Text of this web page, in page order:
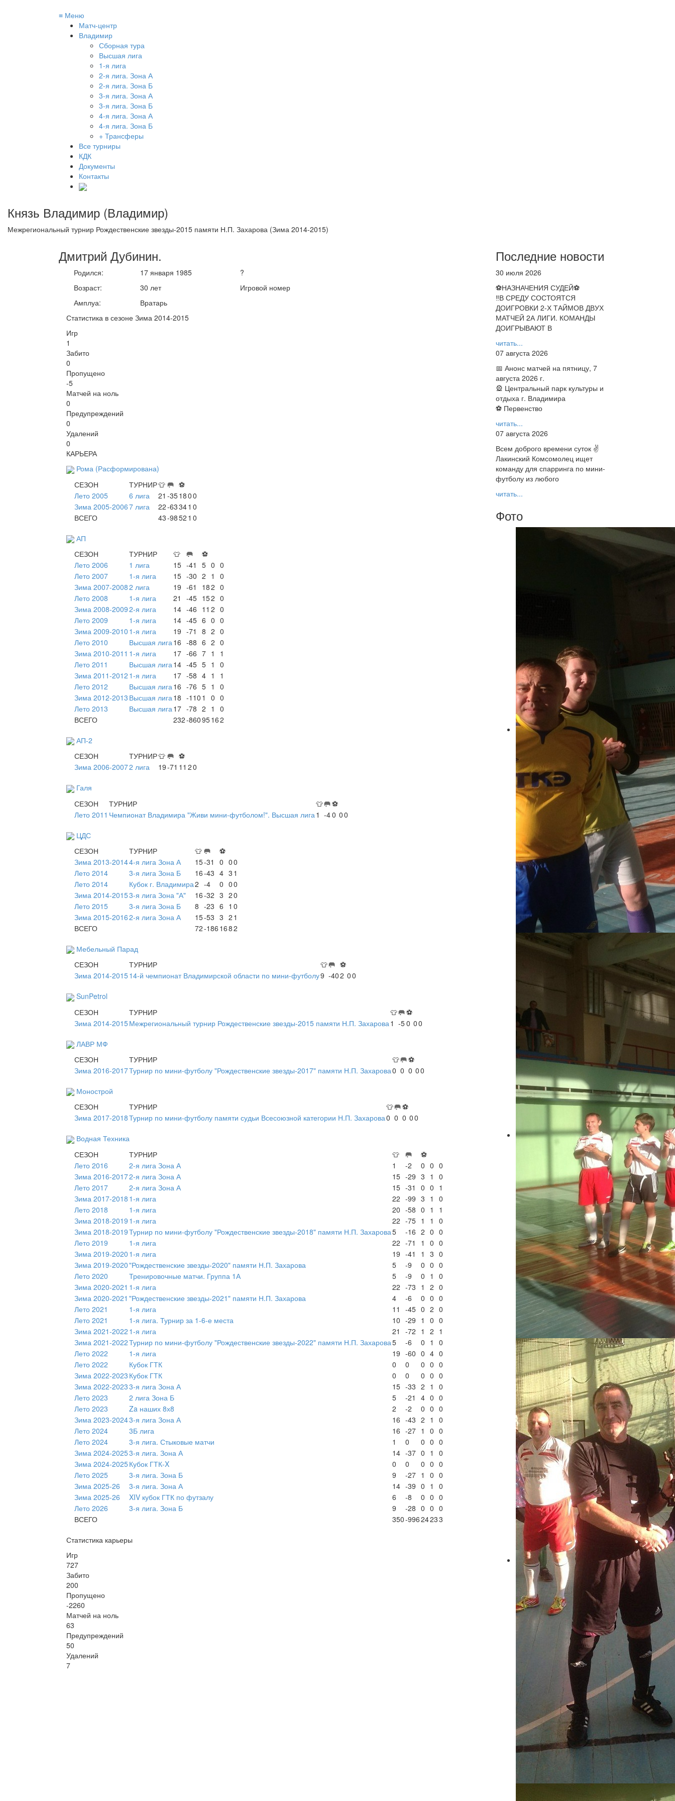
≡ Меню
Матч-центр
Владимир
Сборная тура
Высшая лига
1-я лига
2-я лига. Зона А
2-я лига. Зона Б
3-я лига. Зона А
3-я лига. Зона Б
4-я лига. Зона А
4-я лига. Зона Б
+ Трансферы
Все турниры
КДК
Документы
Контакты
Князь Владимир (Владимир)
Межрегиональный турнир Рождественские звезды-2015 памяти Н.П. Захарова (Зима 2014-2015)
Дмитрий Дубинин.
Родился:
Возраст:
Амплуа:
17 января 1985
30 лет
Вратарь
?
Игровой номер
Статистика в сезоне Зима 2014-2015
Игр
1
Забито
0
Пропущено
-5
Матчей на ноль
0
Предупреждений
0
Удалений
0
КАРЬЕРА
Рома (Расформирована)
СЕЗОН
ТУРНИР👕 🥅 ⚽
Лето 2005
6 лига 21 -351800
Зима 2005-20067 лига 22-63341 0
ВСЕГО
43-9852 1 0
АП
СЕЗОН
ТУРНИР 👕 🥅
⚽
Лето 2006
1 лига 15 -41 5 0 0
Лето 2007
1-я лига 15 -30 2 1
0
Зима 2007-20082 лига 19 -61 182 0
Лето 2008
1-я лига 21 -45 152 0
Зима 2008-20092-я лига 14 -46 11 2 0
Лето 2009
1-я лига 14 -45 6 0 0
Зима 2009-2010 1-я лига 19 -71 8 2 0
Лето 2010
Высшая лига 16 -88 6 2 0
Зима 2010-2011 1-я лига 17 -66 7 1
1
Лето 2011
Высшая лига 14 -45 5 1
0
Зима 2011-2012 1-я лига 17 -58 4 1
1
Лето 2012
Высшая лига 16 -76 5 1
0
Зима 2012-2013 Высшая лига 18 -110 1 0 0
Лето 2013
Высшая лига 17 -78 2 1
0
ВСЕГО
232-86095162
АП-2
СЕЗОН
ТУРНИР👕 🥅 ⚽
Зима 2006-20072 лига 19-71 11 20
Галя
СЕЗОН
ТУРНИР 👕🥅⚽
Лето 2011 Чемпионат Владимира "Живи мини-футболом!". Высшая лига 1 -40 00
ЦДС
СЕЗОН
ТУРНИР 👕 🥅
⚽
Зима 2013-20144-я лига Зона А 15-31 0 00
Лето 2014
3-я лига Зона Б 16-43 4 3 1
Лето 2014
Кубок г. Владимира2 -4 0 00
Зима 2014-20153-я лига Зона "А" 16-32 3 20
Лето 2015
3-я лига Зона Б 8 -23 6 1 0
Зима 2015-20162-я лига Зона А 15-53 3 2 1
ВСЕГО
72-186 1682
Мебельный Парад
СЕЗОН
ТУРНИР 👕🥅 ⚽
Зима 2014-201514-й чемпионат Владимирской области по мини-футболу9 -402 00
SunPetrol
СЕЗОН
ТУРНИР 👕🥅⚽
Зима 2014-2015Межрегиональный турнир Рождественские звезды-2015 памяти Н.П. Захарова 1 -50 00
ЛАВР МФ
СЕЗОН
ТУРНИР 👕🥅⚽
Зима 2016-2017Турнир по мини-футболу "Рождественские звезды-2017" памяти Н.П. Захарова0 0 0 00
Монострой
СЕЗОН
ТУРНИР 👕🥅⚽
Зима 2017-2018Турнир по мини-футболу памяти судьи Всесоюзной категории Н.П. Захарова0 0 0 00
Водная Техника
СЕЗОН
ТУРНИР 👕 🥅
⚽
Лето 2016
2-я лига Зона А 1 -2 0 0 0
Зима 2016-20172-я лига Зона А 15 -29 3 1
0
Лето 2017
2-я лига Зона А 15 -31 0 0 1
Зима 2017-2018 1-я лига 22 -99 3 1
0
Лето 2018
1-я лига 20 -58 0 1
1
Зима 2018-2019 1-я лига 22 -75 1 1
0
Зима 2018-2019Турнир по мини-футболу "Рождественские звезды-2018" памяти Н.П. Захарова5 -16 2 0 0
Лето 2019
1-я лига 22 -71 1 0 0
Зима 2019-2020 1-я лига 19 -41 1 3 0
Зима 2019-2020"Рождественские звезды-2020" памяти Н.П. Захарова 5 -9 0 0 0
Лето 2020
Тренировочные матчи. Группа 1А 5 -9 0 1
0
Зима 2020-2021 1-я лига 22 -73 1 2 0
Зима 2020-2021 "Рождественские звезды-2021" памяти Н.П. Захарова 4 -6 0 0 0
Лето 2021
1-я лига 11 -45 0 2 0
Лето 2021
1-я лига. Турнир за 1-6-е места 10 -29 1 0 0
Зима 2021-2022 1-я лига 21 -72 1 2 1
Зима 2021-2022Турнир по мини-футболу "Рождественские звезды-2022" памяти Н.П. Захарова5 -6 0 1
0
Лето 2022
1-я лига 19 -60 0 4 0
Лето 2022
Кубок ГТК 0 0 0 0 0
Зима 2022-2023 Кубок ГТК 0 0 0 0 0
Зима 2022-20233-я лига Зона А 15 -33 2 1
0
Лето 2023
2 лига Зона Б 5 -21 4 0 0
Лето 2023
Za наших 8х8 2 -2 0 0 0
Зима 2023-20243-я лига Зона А 16 -43 2 1
0
Лето 2024
3Б лига 16 -27 1 0 0
Лето 2024
3-я лига. Стыковые матчи 1 0 0 0 0
Зима 2024-20253-я лига. Зона А 14 -37 0 1
0
Зима 2024-2025Кубок ГТК-X 0 0 0 0 0
Лето 2025
3-я лига. Зона Б 9 -27 1 0 0
Зима 2025-26
3-я лига. Зона А 14 -39 0 1
0
Зима 2025-26
XIV кубок ГТК по футзалу 6 -8 0 0 0
Лето 2026
3-я лига. Зона Б 9 -28 0 0 0
ВСЕГО
350-99624233
Статистика карьеры
Игр
727
Забито
200
Пропущено
-2260
Матчей на ноль
63
Предупреждений
50
Удалений
7
Последние новости
30 июля 2026
⚽НАЗНАЧЕНИЯ СУДЕЙ⚽
‼В СРЕДУ СОСТОЯТСЯ
ДОИГРОВКИ 2-Х ТАЙМОВ ДВУХ
МАТЧЕЙ 2А ЛИГИ. КОМАНДЫ
ДОИГРЫВАЮТ В
читать...
07 августа 2026
📅 Анонс матчей на пятницу, 7
августа 2026 г.
🎡 Центральный парк культуры и
отдыха г. Владимира
⚽ Первенство
читать...
07 августа 2026
Всем доброго времени суток ✌
Лакинский Комсомолец ищет
команду для спарринга по мини-
футболу из любого
читать...
Фото